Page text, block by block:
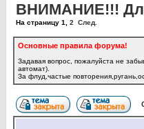
ВНИМАНИЕ!!! Для
На страницу 1 2 След.
Основные правила форума!
Задавая вопрос, пожалуйста не
автомат).
За флуд,частые